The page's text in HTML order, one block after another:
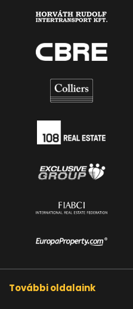
További oldalaink